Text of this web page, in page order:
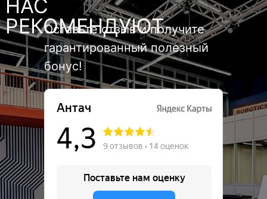
Оставьте отзыв и получите
гарантированный полезный
бонус!
НАС
РЕКОМЕНДУЮТ